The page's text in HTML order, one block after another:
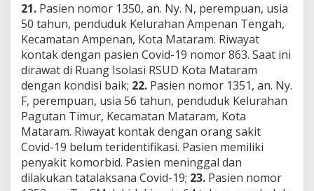
21. Pasien nomor 1350, an. Ny. N, perempuan, usia
50 tahun, penduduk Kelurahan Ampenan Tengah,
Kecamatan Ampenan, Kota Mataram. Riwayat
kontak dengan pasien Covid-19 nomor 863. Saat ini
dirawat di Ruang Isolasi RSUD Kota Mataram
dengan kondisi baik; 22. Pasien nomor 1351, an. Ny.
F, perempuan, usia 56 tahun, penduduk Kelurahan
Pagutan Timur, Kecamatan Mataram, Kota
Mataram. Riwayat kontak dengan orang sakit
Covid-19 belum teridentifikasi. Pasien memiliki
penyakit komorbid. Pasien meninggal dan
dilakukan tatalaksana Covid-19; 23. Pasien nomor